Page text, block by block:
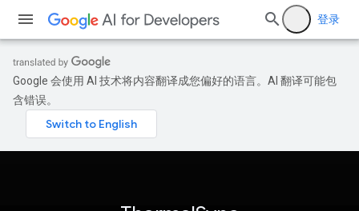
登录
Google 会使用 AI 技术将内容翻译成您偏好的语言。AI 翻译可能包
含错误。